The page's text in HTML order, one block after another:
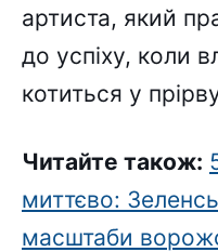
артиста, який
до успіху, коли
котиться у
Читайте також:
миттєво:
масштаби